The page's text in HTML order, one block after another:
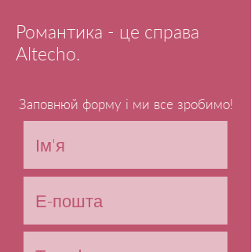
Романтика - це справа
Altecho.
Заповнюй форму і ми все зробимо!